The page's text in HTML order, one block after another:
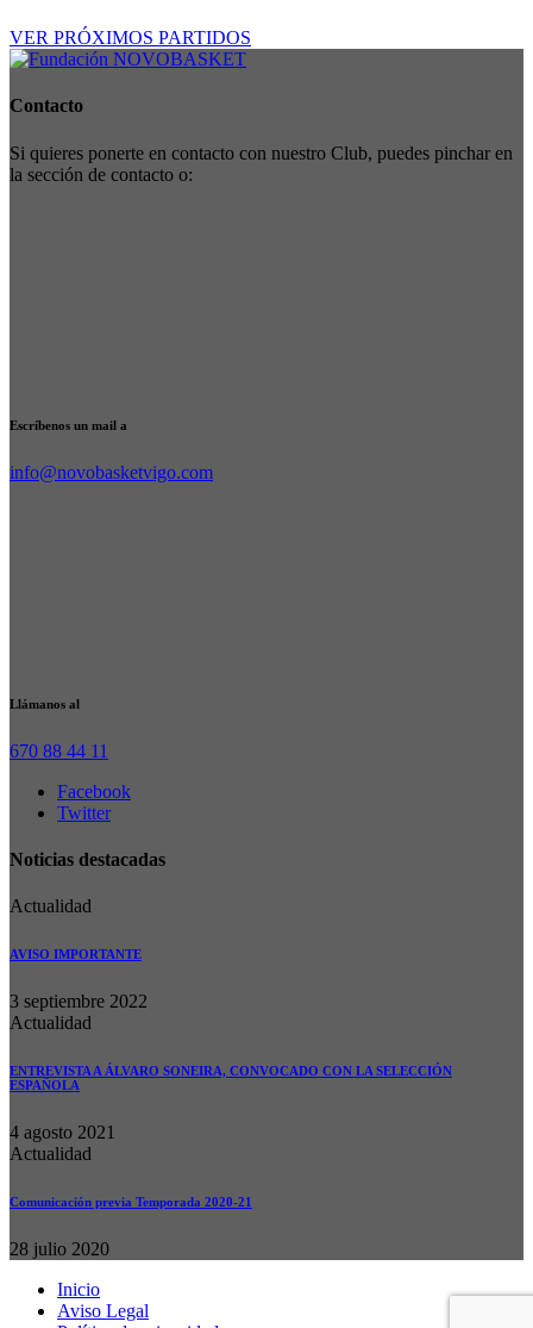
VER PRÓXIMOS PARTIDOS
Contacto
Si quieres ponerte en contacto con nuestro Club, puedes pinchar en
la sección de contacto o:
Escríbenos un mail a
info@novobasketvigo.com
Llámanos al
670 88 44 11
Facebook
Twitter
Noticias destacadas
Actualidad
AVISO IMPORTANTE
3 septiembre 2022
Actualidad
ENTREVISTA A ÁLVARO SONEIRA, CONVOCADO CON LA SELECCIÓN
ESPAÑOLA
4 agosto 2021
Actualidad
Comunicación previa Temporada 2020-21
28 julio 2020
Inicio
Aviso Legal